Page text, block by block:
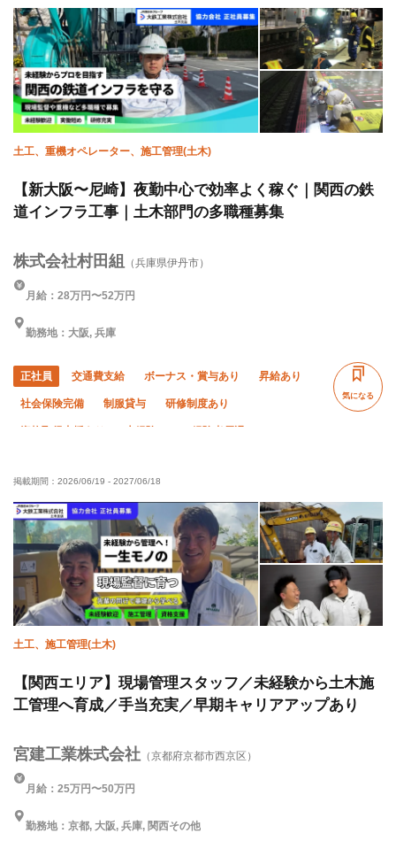
残業月10時間以下 夏季休暇 年末年始休暇
車・バイク通勤OK 転勤なし 土日休み
土工、重機オペレーター、施工管理(土木)
【新大阪〜尼崎】夜勤中心で効率よく稼ぐ｜関西の鉄
道インフラ工事｜土木部門の多職種募集
株式会社村田組 （兵庫県伊丹市）
月給：28万円〜52万円
勤務地：大阪, 兵庫
正社員 交通費支給 ボーナス・賞与あり 昇給あり
社会保険完備 制服貸与 研修制度あり
資格取得支援あり 未経験OK 経験者優遇
転勤なし
気になる
掲載期間： 2026/06/19 - 2027/06/18
土工、施工管理(土木)
【関西エリア】現場管理スタッフ／未経験から土木施
工管理へ育成／手当充実／早期キャリアアップあり
宮建工業株式会社 （京都府京都市西京区）
月給：25万円〜50万円
勤務地：京都, 大阪, 兵庫, 関西その他